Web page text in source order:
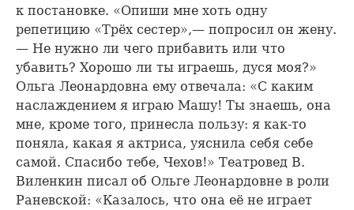
к постановке. «Опиши мне хоть одну
репетицию «Трёх сестер»,— попросил он жену.
— Не нужно ли чего прибавить или что
убавить? Хорошо ли ты играешь, дуся моя?»
Ольга Леонардовна ему отвечала: «С каким
наслаждением я играю Машу! Ты знаешь, она
мне, кроме того, принесла пользу: я как-то
поняла, какая я актриса, уяснила себя себе
самой. Спасибо тебе, Чехов!» Театровед В.
Виленкин писал об Ольге Леонардовне в роли
Раневской: «Казалось, что она её не играет